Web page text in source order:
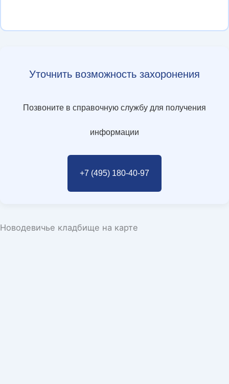
Уточнить возможность захоронения
Позвоните в справочную службу для получения
информации
+7 (495) 180-40-97
Новодевичье кладбище на карте